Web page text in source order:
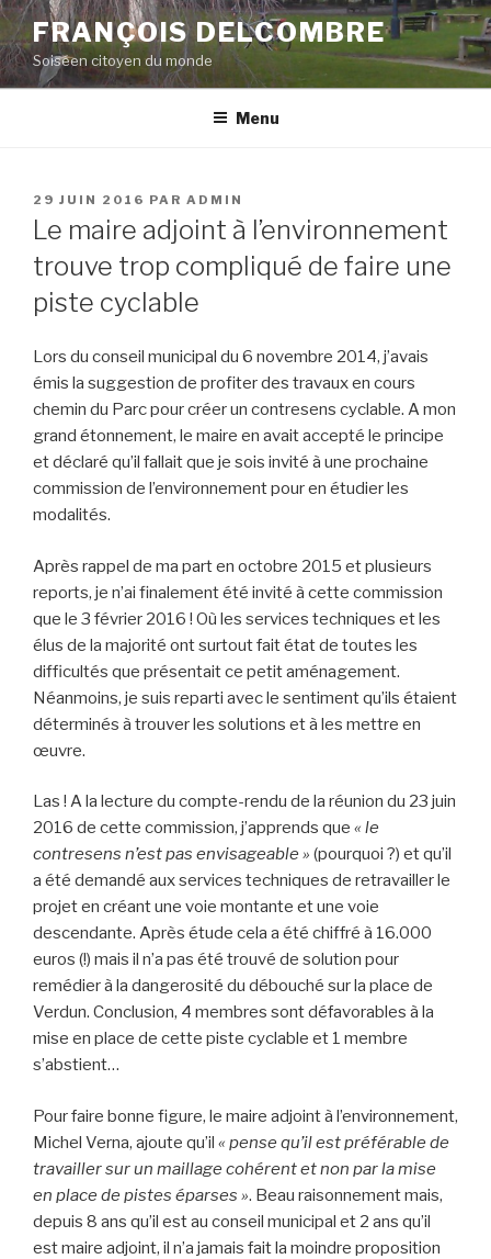
Aller
au
contenu
principal
FRANÇOIS DELCOMBRE
Soiséen citoyen du monde
Menu
PUBLIÉ
LE
29 JUIN 2016 PAR ADMIN
Le maire adjoint à l’environnement
trouve trop compliqué de faire une
piste cyclable
Lors du conseil municipal du 6 novembre 2014, j’avais
émis la suggestion de profiter des travaux en cours
chemin du Parc pour créer un contresens cyclable. A mon
grand étonnement, le maire en avait accepté le principe
et déclaré qu’il fallait que je sois invité à une prochaine
commission de l’environnement pour en étudier les
modalités.
Après rappel de ma part en octobre 2015 et plusieurs
reports, je n’ai finalement été invité à cette commission
que le 3 février 2016 ! Où les services techniques et les
élus de la majorité ont surtout fait état de toutes les
difficultés que présentait ce petit aménagement.
Néanmoins, je suis reparti avec le sentiment qu’ils étaient
déterminés à trouver les solutions et à les mettre en
œuvre.
Las ! A la lecture du compte-rendu de la réunion du 23 juin
2016 de cette commission, j’apprends que « le
contresens n’est pas envisageable » (pourquoi ?) et qu’il
a été demandé aux services techniques de retravailler le
projet en créant une voie montante et une voie
descendante. Après étude cela a été chiffré à 16.000
euros (!) mais il n’a pas été trouvé de solution pour
remédier à la dangerosité du débouché sur la place de
Verdun. Conclusion, 4 membres sont défavorables à la
mise en place de cette piste cyclable et 1 membre
s’abstient…
Pour faire bonne figure, le maire adjoint à l’environnement,
Michel Verna, ajoute qu’il « pense qu’il est préférable de
travailler sur un maillage cohérent et non par la mise
en place de pistes éparses ». Beau raisonnement mais,
depuis 8 ans qu’il est au conseil municipal et 2 ans qu’il
est maire adjoint, il n’a jamais fait la moindre proposition